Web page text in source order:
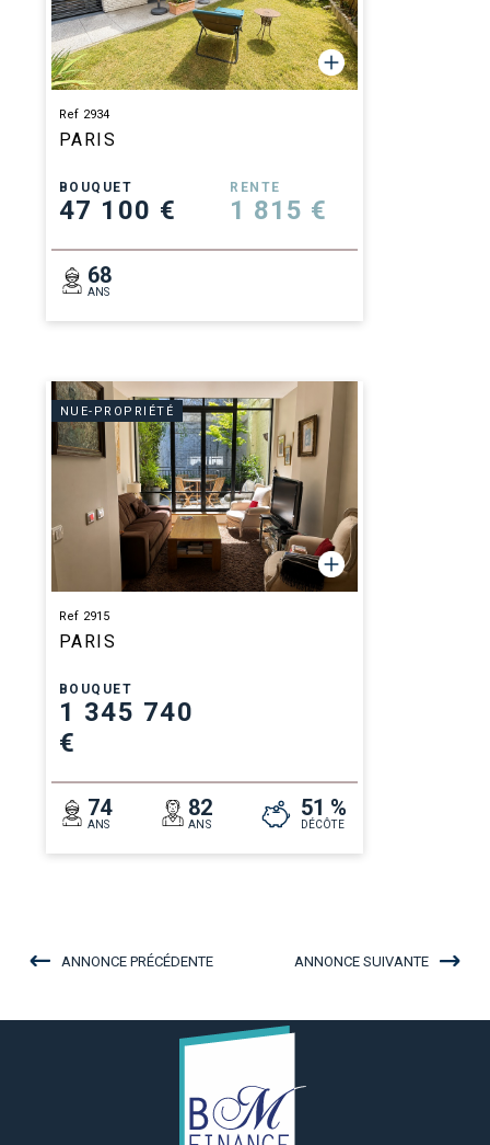
Ref 2934
PARIS
BOUQUET
47 100 €
RENTE
1 815 €
68
ANS
NUE-PROPRIÉTÉ
Ref 2915
PARIS
BOUQUET
1 345 740
€
74
ANS
82
ANS
51 %
DÉCÔTE
ANNONCE PRÉCÉDENTE ANNONCE SUIVANTE